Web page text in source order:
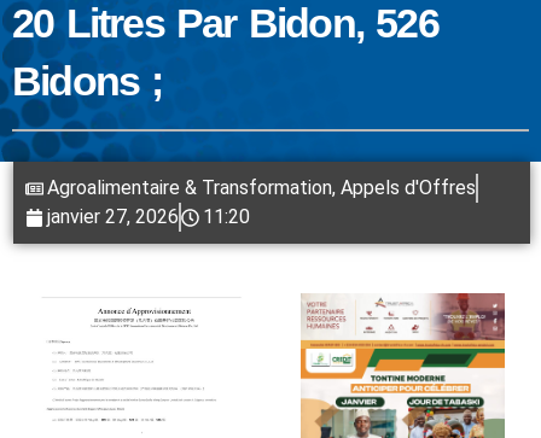
20 Litres Par Bidon, 526
Bidons ;
Agroalimentaire & Transformation, Appels d'Offres
janvier 27, 2026
11:20